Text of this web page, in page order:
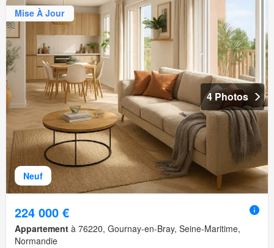
Neuf
Mise À Jour
4 Photos
224 000 €
Appartement à 76220, Gournay-en-Bray, Seine-Maritime,
Normandie